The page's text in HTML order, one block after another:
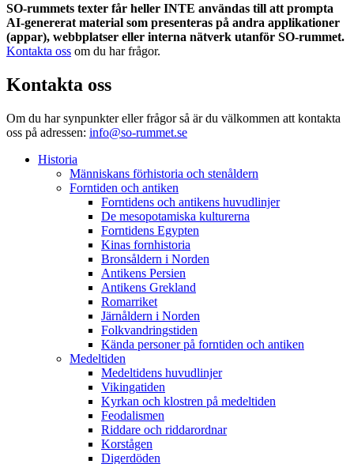
SO-rummets texter får heller INTE användas till att prompta
AI-genererat material som presenteras på andra applikationer
(appar), webbplatser eller interna nätverk utanför SO-rummet.
Kontakta oss om du har frågor.
Kontakta oss
Om du har synpunkter eller frågor så är du välkommen att kontakta
oss på adressen: info@so-rummet.se
Historia
Människans förhistoria och stenåldern
Forntiden och antiken
Forntidens och antikens huvudlinjer
De mesopotamiska kulturerna
Forntidens Egypten
Kinas fornhistoria
Bronsåldern i Norden
Antikens Persien
Antikens Grekland
Romarriket
Järnåldern i Norden
Folkvandringstiden
Kända personer på forntiden och antiken
Medeltiden
Medeltidens huvudlinjer
Vikingatiden
Kyrkan och klostren på medeltiden
Feodalismen
Riddare och riddarordnar
Korstågen
Digerdöden